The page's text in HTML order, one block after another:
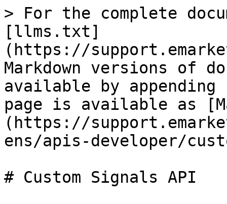
> For the complete
[llms.txt]
(https://
Markdown versions of
available by
page is available as
(https://
ens/apis-developer/
# Custom Signals API